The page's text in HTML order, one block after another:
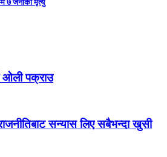
७ जनाको मृत्यु
ओली पक्राउ
सन्यास लिए सबैभन्दा खुसी